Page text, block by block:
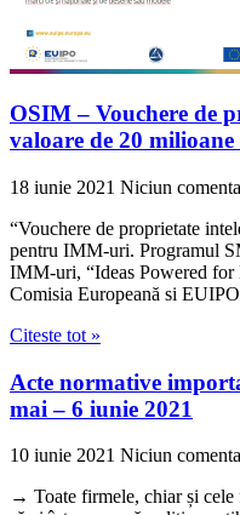
OSIM – Vouchere de
valoare de 20
18 iunie 2021 Niciun
“Vouchere de proprietate
pentru IMM-uri. Programul
IMM-uri, “Ideas Powered for
Comisia Europeană si EUIPO
Citeste tot »
Acte normative
mai – 6 iunie 2021
10 iunie 2021 Niciun
→ Toate firmele, chiar și cele